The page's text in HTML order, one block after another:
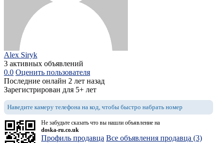
Alex Siryk
3 активных объявлений
0.0 Оценить пользователя
Последние онлайн 2 лет назад
Зарегистрирован для 5+ лет
Наведите камеру телефона на код, чтобы быстро набрать номер
Не забудьте сказать что вы нашли объявление на
doska-ru.co.uk
Профиль продавца Все объявления продавца (3)